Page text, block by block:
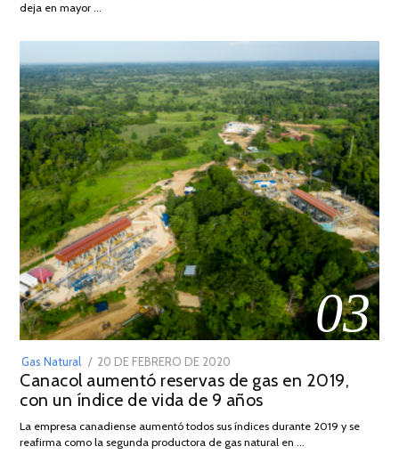
deja en mayor …
03
Gas Natural
POSTED
ON
20 DE FEBRERO DE 2020
DE
JULIO
2025
Canacol aumentó reservas de gas en 2019,
con un índice de vida de 9 años
La empresa canadiense aumentó todos sus índices durante 2019 y se
reafirma como la segunda productora de gas natural en …